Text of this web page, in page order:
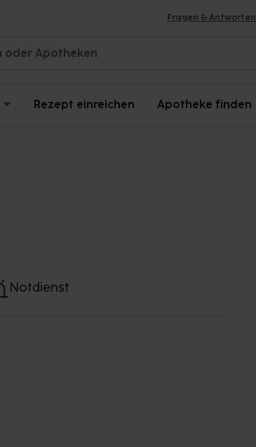
Fragen & Antworten
Rezept einreichen Apotheke finden
Notdienst